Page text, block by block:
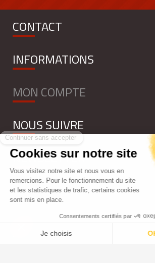
CONTACT
INFORMATIONS
MON COMPTE
NOUS SUIVRE
NEWSLETTER
Tous droits réservés - FIRELESS